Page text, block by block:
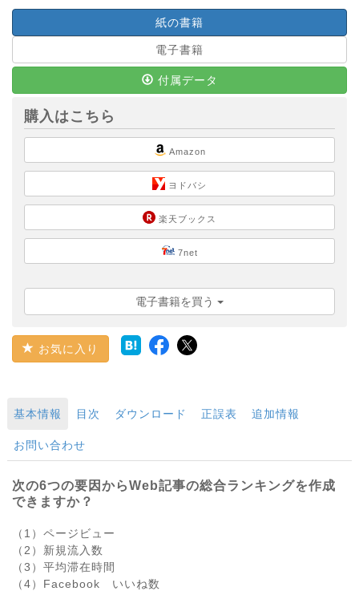
紙の書籍
電子書籍
付属データ
購入はこちら
Amazon
ヨドバシ
楽天ブックス
7net
電子書籍を買う
お気に入り
基本情報 目次 ダウンロード 正誤表 追加情報
お問い合わせ
次の6つの要因からWeb記事の総合ランキングを作成
できますか？
（1）ページビュー
（2）新規流入数
（3）平均滞在時間
（4）Facebook いいね数